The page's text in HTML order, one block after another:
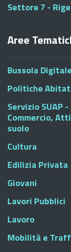
Settore 7 -
Aree
Bussola
Politiche
Servizio SUAP
Commercio,
suolo
Cultura
Edilizia Privata
Giovani
Lavori Pubblici
Lavoro
Mobilità e